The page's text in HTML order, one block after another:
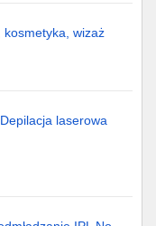
wizaż
laserowa